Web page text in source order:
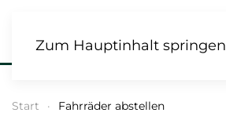
Zum Hauptinhalt springen
Start Fahrräder abstellen